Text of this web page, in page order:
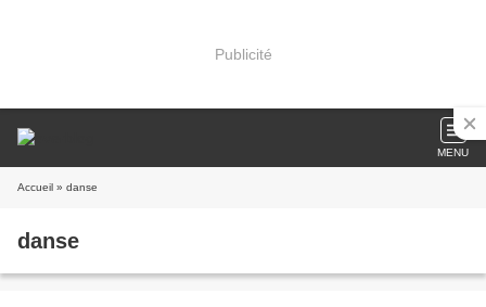
Publicité
MENU
Accueil » danse
danse